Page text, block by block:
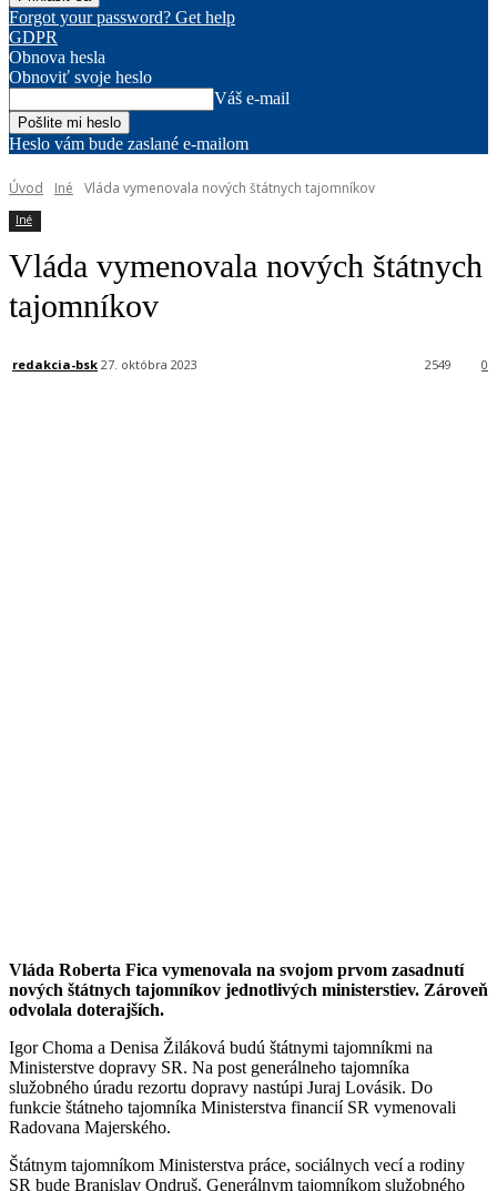
Forgot your password? Get help
GDPR
Obnova hesla
Obnoviť svoje heslo
Váš e-mail
Heslo vám bude zaslané e-mailom
Úvod Iné Vláda vymenovala nových štátnych tajomníkov
Iné
Vláda vymenovala nových štátnych
tajomníkov
redakcia-bsk 27. októbra 2023 0
2549
Vláda Roberta Fica vymenovala na svojom prvom zasadnutí
nových štátnych tajomníkov jednotlivých ministerstiev. Zároveň
odvolala doterajších.
Igor Choma a Denisa Žiláková budú štátnymi tajomníkmi na
Ministerstve dopravy SR. Na post generálneho tajomníka
služobného úradu rezortu dopravy nastúpi Juraj Lovásik. Do
funkcie štátneho tajomníka Ministerstva financií SR vymenovali
Radovana Majerského.
Štátnym tajomníkom Ministerstva práce, sociálnych vecí a rodiny
SR bude Branislav Ondruš. Generálnym tajomníkom služobného